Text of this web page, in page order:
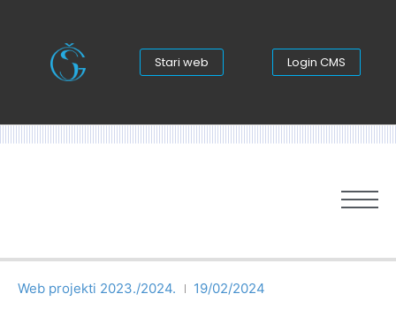
Stari web Login CMS
Web projekti 2023./2024. 19/02/2024